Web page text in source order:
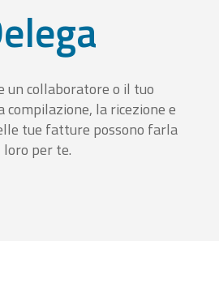
un collaboratore o il tuo
compilazione, la ricezione e
tue fatture possono farla
loro per te.